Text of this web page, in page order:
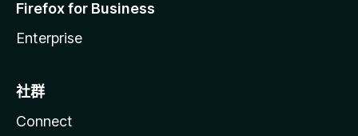
Firefox for Business
Enterprise
社群
Connect